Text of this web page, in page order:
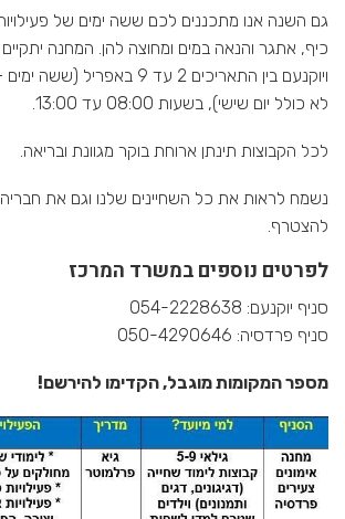
גם השנה אנו מתכננים לכם ששה ימים של
כיף, אתגר והנאה במים ומחוצה להן. המחנה
ויוקנעם בין התאריכים 2 עד 9
לא כולל יום שישי), בשעות 08:00 עד 13:00.
לכל הקבוצות תינתן ארוחת בוקר מגוונת ובריאה.
נשמח לראות את כל השחיינים שלנו וגם את
להצטרף.
לפרטים נוספים במשרד המרכז
סניף יוקנעם: 054-2228638
סניף פרדסיה: 050-4290646
מספר המקומות מוגבל, הקדימו להירשם!